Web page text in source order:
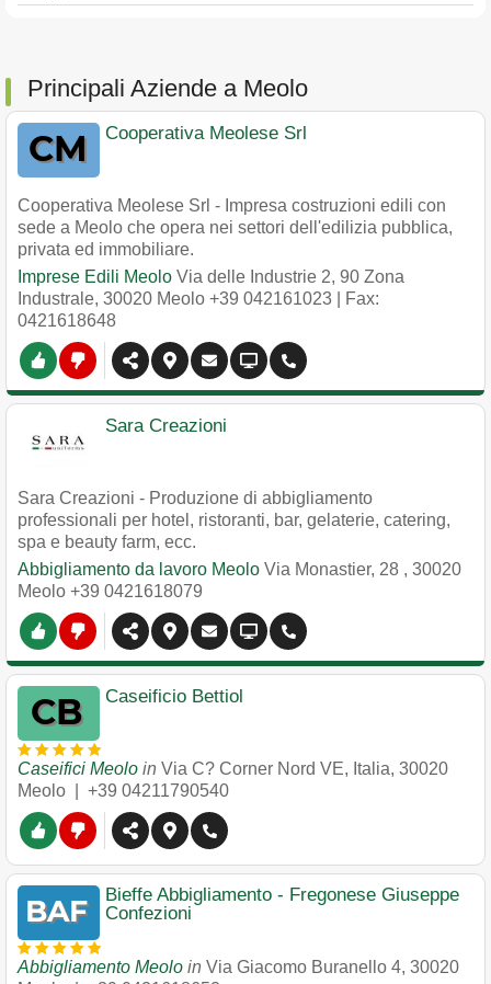
Principali Aziende a Meolo
Cooperativa Meolese Srl
Cooperativa Meolese Srl - Impresa costruzioni edili con
sede a Meolo che opera nei settori dell'edilizia pubblica,
privata ed immobiliare.
Imprese Edili Meolo Via delle Industrie 2, 90 Zona
Industrale, 30020 Meolo +39 042161023 | Fax:
0421618648
Sara Creazioni
Sara Creazioni - Produzione di abbigliamento
professionali per hotel, ristoranti, bar, gelaterie, catering,
spa e beauty farm, ecc.
Abbigliamento da lavoro Meolo Via Monastier, 28 , 30020
Meolo +39 0421618079
Caseificio Bettiol
Caseifici Meolo in Via C? Corner Nord VE, Italia, 30020
Meolo
+39 04211790540
Bieffe Abbigliamento - Fregonese Giuseppe
Confezioni
Abbigliamento Meolo in Via Giacomo Buranello 4, 30020